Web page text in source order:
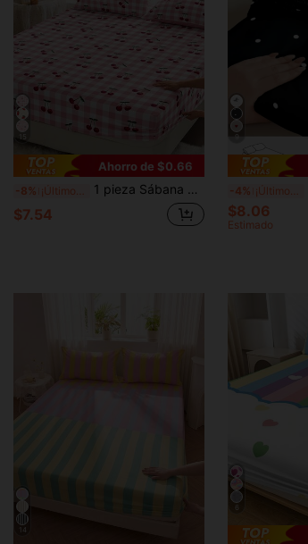
Ahorro de $0.66
-8% 1 pieza Sábana ajustada estampada, protector de colchón, funda de colchón, verano, cómoda, transpirable, resistente a las arrugas, lavable a máquina, tamaño individual/doble/queen/king, ropa de cama para dormitorio, uso en todas las estaciones & verano, almohada y funda de almohada no incluidas, decoración de habitación, regreso a la escuela, rosa
$7.54
9
-4%
$8.06
Estimado
14